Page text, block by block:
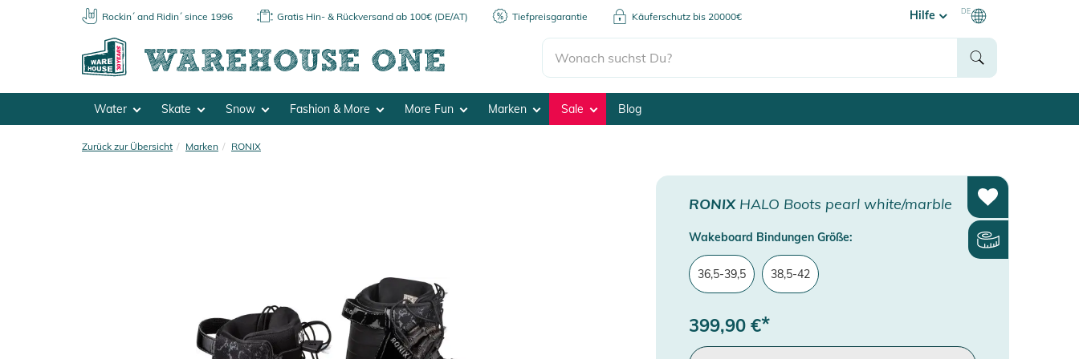
Rockin´ and Ridin´ since 1996 Gratis Hin- & Rückversand ab 100€ (DE/AT) Tiefpreisgarantie Käuferschutz bis 20000€ Hilfe DE
Water Skate Snow Fashion & More More Fun Marken Sale Blog
Zurück zur Übersicht Marken RONIX
RONIXHALO Boots pearl white/marble
Wakeboard Bindungen Größe:
36,5-39,5 38,5-42
399,90 €*